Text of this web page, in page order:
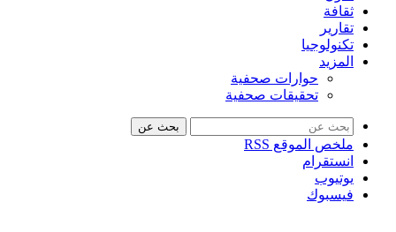
ثقافة
تقارير
تكنولوجيا
المزيد
حوارات صحفية
تحقيقات صحفية
بحث عن
ملخص الموقع RSS
انستقرام
يوتيوب
فيسبوك